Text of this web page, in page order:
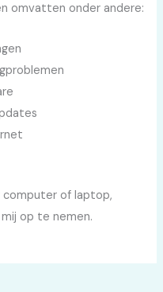
omvatten onder andere:
computer of laptop,
op te nemen.